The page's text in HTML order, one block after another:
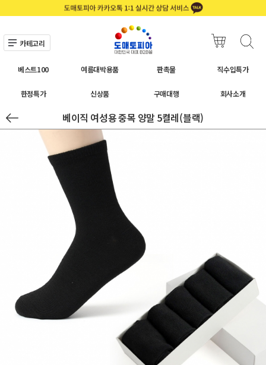
카테고리
베스트100 여름대박용품 판촉물 직수입특가
한정특가 신상품 구매대행 회사소개
베이직 여성용 중목 양말 5켤레(블랙)